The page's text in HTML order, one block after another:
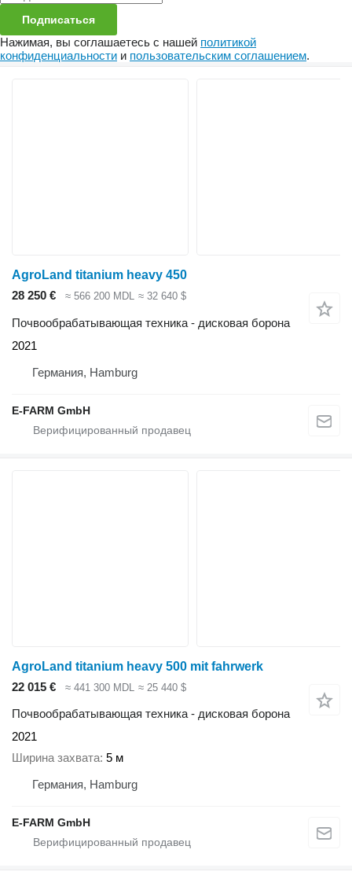
Подписаться
Нажимая, вы соглашаетесь с нашей политикой
конфиденциальности и пользовательским соглашением.
AgroLand titanium heavy 450
28 250 €
≈ 566 200 MDL ≈ 32 640 $
Почвообрабатывающая техника - дисковая борона
2021
Германия, Hamburg
E-FARM GmbH
AgroLand titanium heavy 500 mit fahrwerk
22 015 €
≈ 441 300 MDL ≈ 25 440 $
Почвообрабатывающая техника - дисковая борона
2021
Ширина захвата 5 м
Германия, Hamburg
E-FARM GmbH